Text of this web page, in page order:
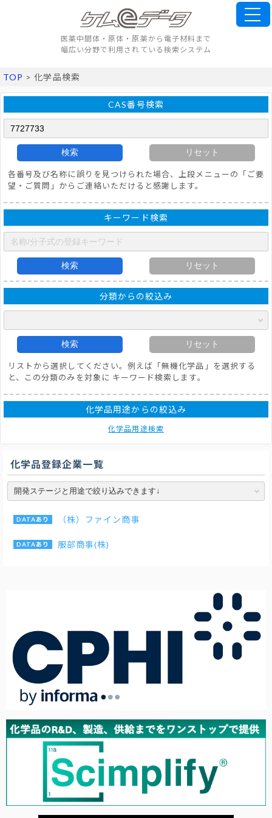
医薬中間体・原体・原薬から電子材料まで
幅広い分野で利用されている検索システム
TOP > 化学品検索
CAS番号検索
検索 リセット
各番号及び名称に誤りを見つけられた場合、上段メニューの「ご要
望・ご質問」からご連絡いただけると感謝します。
キーワード検索
検索 リセット
分類からの絞込み
検索 リセット
リストから選択してください。例えば「無機化学品」を選択する
と、この分類のみを対象に キーワード検索します。
化学品用途からの絞込み
化学品用途検索
化学品登録企業一覧
（株）ファイン商事
服部商事(株)